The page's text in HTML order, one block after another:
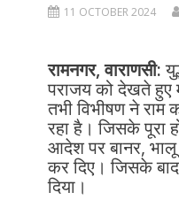
11 OCTOBER 2024
रामनगर, वाराणसी:
पराजय को देखते हुए
तभी विभीषण ने राम
रहा है। जिसके पूरा
आदेश पर बानर,
कर दिए। जिसके
दिया।